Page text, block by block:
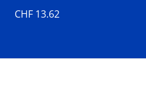
CHF 13.62